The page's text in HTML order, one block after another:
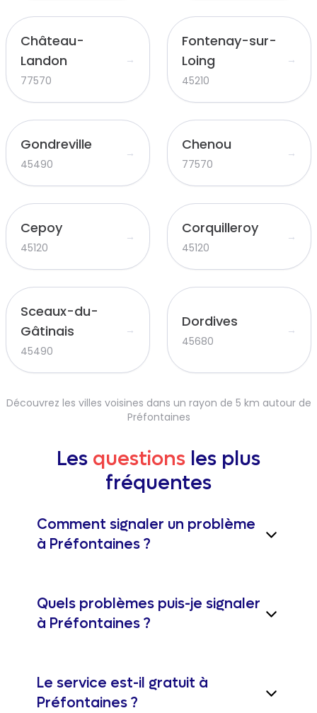
Château-
Landon
77570
→
Fontenay-sur-
Loing
45210
→
Gondreville
45490
→ Chenou
77570
→
Cepoy
45120
→ Corquilleroy
45120
→
Sceaux-du-
Gâtinais
45490
→ Dordives
45680
→
Découvrez les villes voisines dans un rayon de 5 km autour de
Préfontaines
Les questions les plus
fréquentes
Comment signaler un problème
à Préfontaines ?
Quels problèmes puis-je signaler
à Préfontaines ?
Le service est-il gratuit à
Préfontaines ?